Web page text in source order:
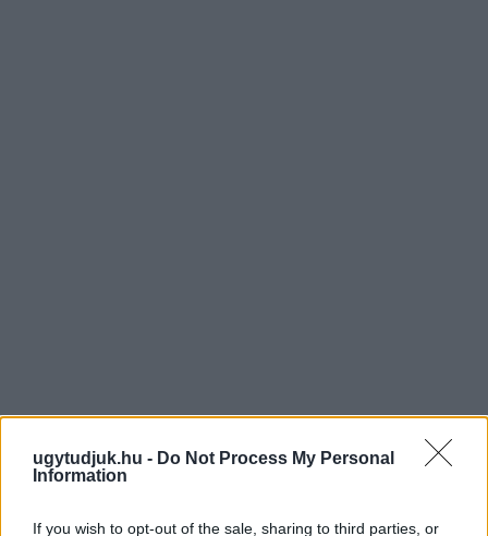
ugytudjuk.hu - Do Not Process My Personal
Information
If you wish to opt-out of the sale, sharing to third parties, or